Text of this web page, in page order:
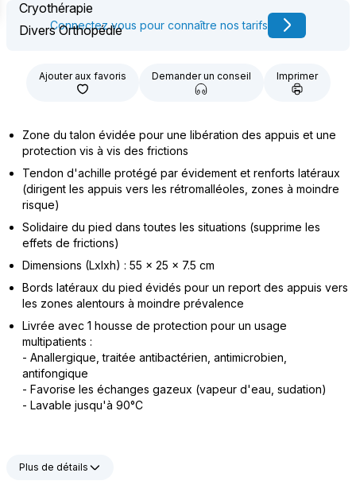
Cryothérapie
Divers Orthopédie
Connectez vous pour connaître nos tarifs
Ajouter aux favoris Demander un conseil Imprimer
Zone du talon évidée pour une libération des appuis et une
protection vis à vis des frictions
Tendon d'achille protégé par évidement et renforts latéraux
(dirigent les appuis vers les rétromalléoles, zones à moindre
risque)
Solidaire du pied dans toutes les situations (supprime les
effets de frictions)
Dimensions (Lxlxh) : 55 x 25 x 7.5 cm
Bords latéraux du pied évidés pour un report des appuis vers
les zones alentours à moindre prévalence
Livrée avec 1 housse de protection pour un usage
multipatients :
- Anallergique, traitée antibactérien, antimicrobien,
antifongique
- Favorise les échanges gazeux (vapeur d'eau, sudation)
- Lavable jusqu'à 90°C
Plus de détails